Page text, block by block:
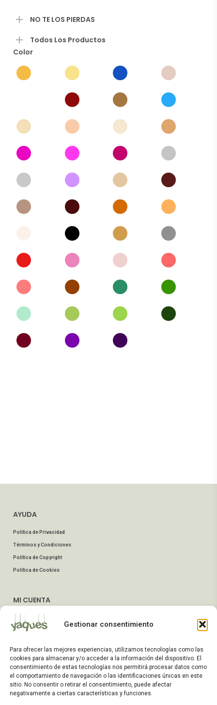
Gestionar consentimiento
Para ofrecer las mejores experiencias, utilizamos tecnologías como las
cookies para almacenar y/o acceder a la información del dispositivo. El
consentimiento de estas tecnologías nos permitirá procesar datos como
el comportamiento de navegación o las identificaciones únicas en este
sitio. No consentir o retirar el consentimiento, puede afectar
negativamente a ciertas características y funciones.
NO TE LOS PIERDAS
Todos Los Productos
Color
AYUDA
Política de Privacidad
Términos y Condiciones
Política de Copyright
Política de Cookies
MI CUENTA
Dirección de Envío
Preguntas Frecuentes
ATENCIÓN AL CLIENTE